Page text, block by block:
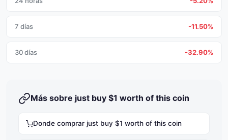
7 días -11.50%
30 días -32.90%
Más sobre just buy $1 worth of this coin
Donde comprar just buy $1 worth of this coin